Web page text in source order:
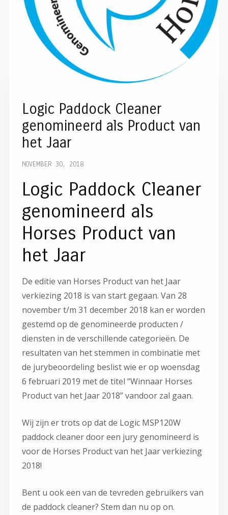
Logic Paddock Cleaner
genomineerd als Product van
het Jaar
NOVEMBER 30, 2018
Logic Paddock Cleaner
genomineerd als
Horses Product van
het Jaar
De editie van Horses Product van het Jaar
verkiezing 2018 is van start gegaan. Van 28
november t/m 31 december 2018 kan er worden
gestemd op de genomineerde producten /
diensten in de verschillende categorieën. De
resultaten van het stemmen in combinatie met
de jurybeoordeling beslist wie er op woensdag
6 februari 2019 met de titel “Winnaar Horses
Product van het Jaar 2018” vandoor zal gaan.
Wij zijn er trots op dat de Logic MSP120W
paddock cleaner door een jury genomineerd is
voor de Horses Product van het Jaar verkiezing
2018!
Bent u ook een van de tevreden gebruikers van
de paddock cleaner? Stem dan nu op on.